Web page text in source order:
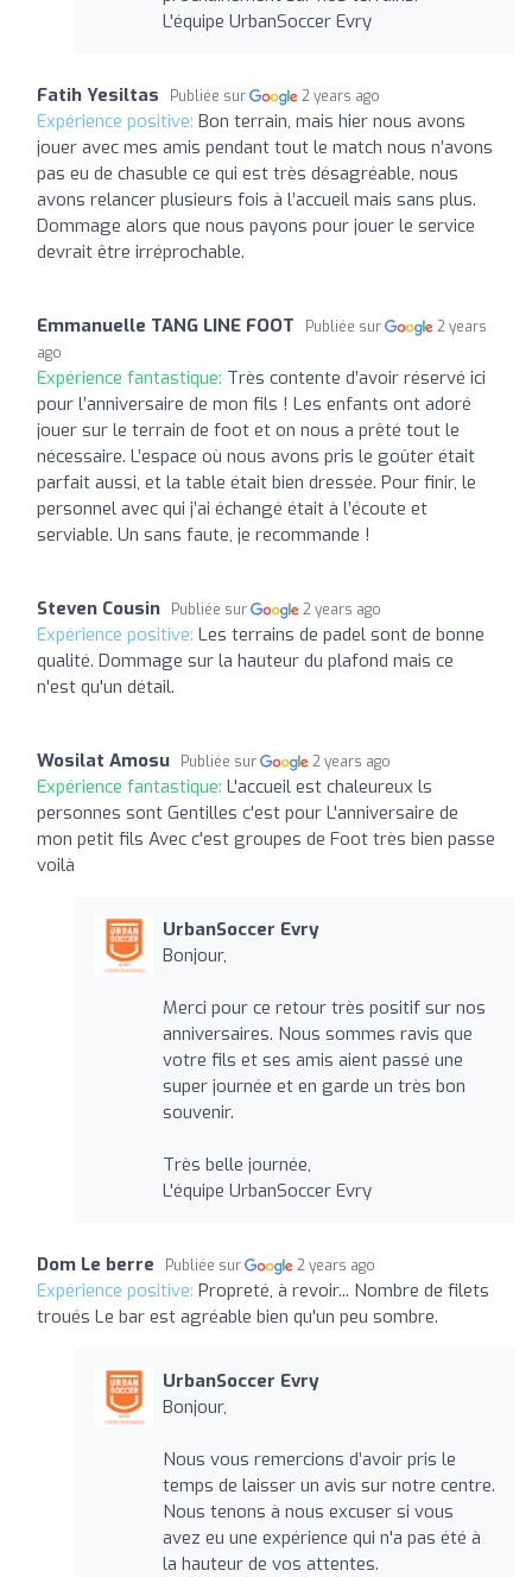
L'équipe UrbanSoccer Evry
Fatih Yesiltas Publiée sur 2 years ago
Expérience positive: Bon terrain, mais hier nous avons
jouer avec mes amis pendant tout le match nous n’avons
pas eu de chasuble ce qui est très désagréable, nous
avons relancer plusieurs fois à l’accueil mais sans plus.
Dommage alors que nous payons pour jouer le service
devrait être irréprochable.
Emmanuelle TANG LINE FOOT Publiée sur
2 years
ago
Expérience fantastique: Très contente d’avoir réservé ici
pour l’anniversaire de mon fils ! Les enfants ont adoré
jouer sur le terrain de foot et on nous a prêté tout le
nécessaire. L’espace où nous avons pris le goûter était
parfait aussi, et la table était bien dressée. Pour finir, le
personnel avec qui j’ai échangé était à l’écoute et
serviable. Un sans faute, je recommande !
Steven Cousin Publiée sur 2 years ago
Expérience positive: Les terrains de padel sont de bonne
qualité. Dommage sur la hauteur du plafond mais ce
n'est qu'un détail.
Wosilat Amosu Publiée sur 2 years ago
Expérience fantastique: L'accueil est chaleureux ls
personnes sont Gentilles c'est pour L'anniversaire de
mon petit fils Avec c'est groupes de Foot très bien passe
voilà
UrbanSoccer Evry
Bonjour,
Merci pour ce retour très positif sur nos
anniversaires. Nous sommes ravis que
votre fils et ses amis aient passé une
super journée et en garde un très bon
souvenir.
Très belle journée,
L'équipe UrbanSoccer Evry
Dom Le berre Publiée sur 2 years ago
Expérience positive: Propreté, à revoir... Nombre de filets
troués Le bar est agréable bien qu'un peu sombre.
UrbanSoccer Evry
Bonjour,
Nous vous remercions d’avoir pris le
temps de laisser un avis sur notre centre.
Nous tenons à nous excuser si vous
avez eu une expérience qui n'a pas été à
la hauteur de vos attentes.